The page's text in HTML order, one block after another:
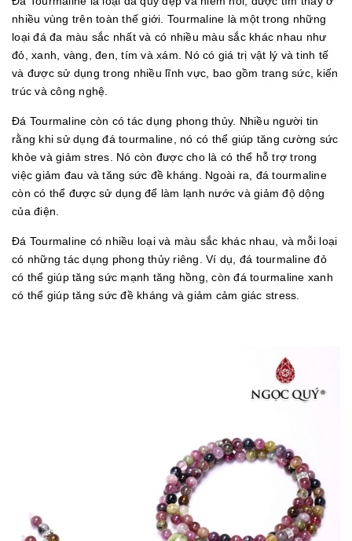
nhiều vùng trên toàn thế giới. Tourmaline là một trong những
loại đá đa màu sắc nhất và có nhiều màu sắc khác nhau như
đỏ, xanh, vàng, đen, tím và xám. Nó có giá trị vật lý và tinh tế
và được sử dụng trong nhiều lĩnh vực, bao gồm trang sức, kiến
trúc và công nghệ.
Đá Tourmaline còn có tác dụng phong thủy. Nhiều người tin
rằng khi sử dụng đá tourmaline, nó có thể giúp tăng cường sức
khỏe và giảm stres. Nó còn được cho là có thể hỗ trợ trong
việc giảm đau và tăng sức đề kháng. Ngoài ra, đá tourmaline
còn có thể được sử dụng để làm lạnh nước và giảm độ dộng
của điện.
Đá Tourmaline có nhiều loại và màu sắc khác nhau, và mỗi loại
có những tác dụng phong thủy riêng. Ví dụ, đá tourmaline đỏ
có thể giúp tăng sức mạnh tăng hồng, còn đá tourmaline xanh
có thể giúp tăng sức đề kháng và giảm cảm giác stress.